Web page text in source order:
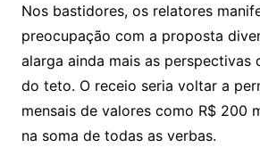
Nos bastidores, os relatores
preocupação com a proposta
alarga ainda mais as perspectivas
do teto. O receio seria voltar a
mensais de valores como R$ 200
na soma de todas as verbas.